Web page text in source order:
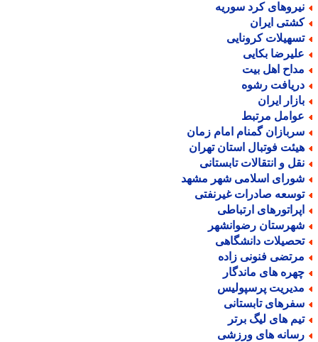
کرد سوریه
ایران
کرونایی
بکایی
اهل بیت
رشوه
ایران
مرتبط
گمنام امام زمان
فوتبال استان تهران
و انتقالات تابستانی
اسلامی شهر مشهد
صادرات غیرنفتی
ارتباطی
رضوانشهر
دانشگاهی
فنونی زاده
های ماندگار
پرسپولیس
تابستانی
های لیگ برتر
های ورزشی